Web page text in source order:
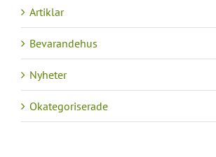
Artiklar
Bevarandehus
Nyheter
Okategoriserade